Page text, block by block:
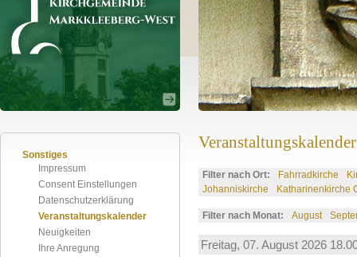
Sonstiges
Impressum
Consent Einstellungen
Datenschutzerklärung
Veranstaltungskalender
Neuigkeiten
Ihre Anregung
Veranstaltungskalender
Filter nach Ort: Fahrradkirche
Johanniskirche
Katharinenkirche
Filter nach Monat: August
Freitag, 07. August 2026